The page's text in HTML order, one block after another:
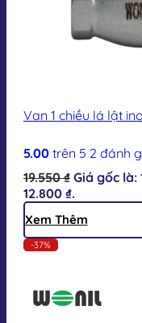
Van 1 chiều lá lật
5.00 trên 5 2 đánh
19.550₫ Giá gốc là:
12.800 ₫.
Xem Thêm
-37%